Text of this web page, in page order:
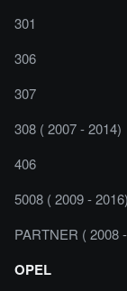
301
306
307
308 ( 2007 - 2014)
406
5008 ( 2009 - 2016)
PARTNER ( 2008
OPEL